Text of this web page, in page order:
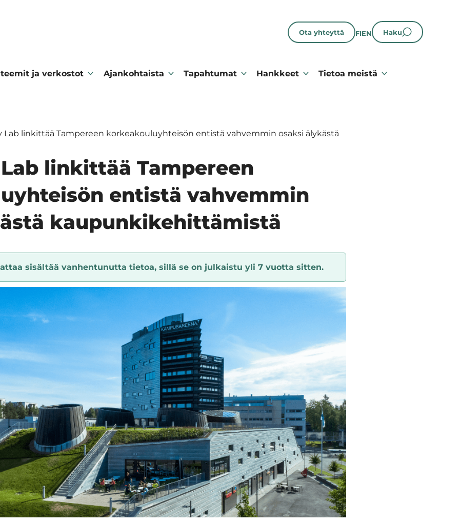
Ota yhteyttä FIEN Haku
ja verkostot Ajankohtaista Tapahtumat Hankkeet Tietoa meistä
Lab linkittää Tampereen korkeakouluyhteisön entistä vahvemmin osaksi älykästä
linkittää Tampereen
entistä vahvemmin
kaupunkikehittämistä
sisältää vanhentunutta tietoa, sillä se on julkaistu yli 7 vuotta sitten.